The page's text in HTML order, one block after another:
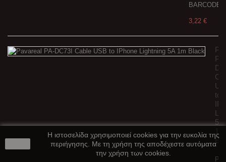
3,22 €
to
5A
Η ιστοσελίδα χρησιμοποιεί cookies για την ευκολία της
περιήγησης. Με τη χρήση της αποδέχεστε αυτόματα
την χρήση των cookies.